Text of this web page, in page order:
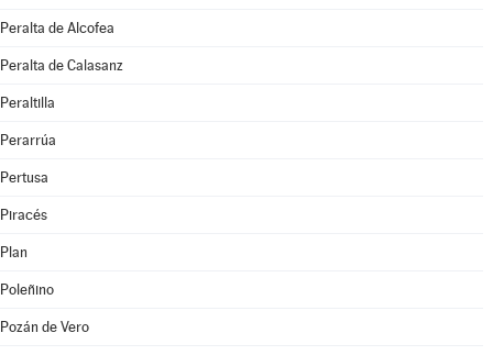
Peralta de Alcofea
Peralta de Calasanz
Peraltilla
Perarrúa
Pertusa
Piracés
Plan
Poleñino
Pozán de Vero